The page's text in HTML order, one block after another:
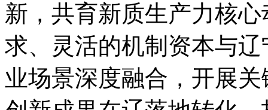
新，共育新质生产力核
求、灵活的机制资本与
业场景深度融合，开展